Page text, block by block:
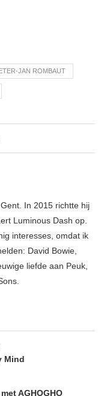
JAN ROMBAUT
In 2015 richtte hij
Luminous Dash op.
interesses, omdat ik
David Bowie,
liefde aan Peuk,
Mind
AGHOGHO